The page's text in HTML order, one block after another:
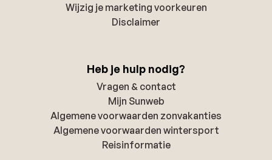
Wijzig je marketing voorkeuren
Disclaimer
Heb je hulp nodig?
Vragen & contact
Mijn Sunweb
Algemene voorwaarden zonvakanties
Algemene voorwaarden wintersport
Reisinformatie